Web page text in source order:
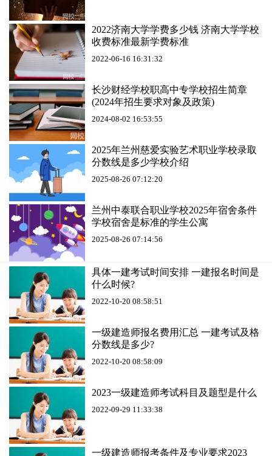
2022济南大学学费多少钱 济南大学学校
收费标准最新学费标准
2022-06-16 16:31:32
长沙财经学校职高中专学校招生简章
(2024年招生要求对象及政策)
2024-08-02 16:53:55
2025年兰州慈爱实验艺术职业学校录取
分数线是多少学校介绍
2025-08-26 07:12:20
兰州中泰联合职业学校2025年宿舍条件
学校宿舍是标准的学生公寓
2025-08-26 07:14:56
具体一建考试时间安排 一建报名时间是
什么时候?
2022-10-20 08:58:51
一级建造师报名费用汇总 一建考试及格
分数线是多少?
2022-10-20 08:58:09
2023一级建造师考试科目及题型是什么
2022-09-29 11:33:38
一级建造师报考条件及专业要求2023